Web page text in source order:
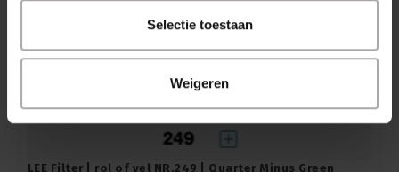
Selectie toestaan
Weigeren
LEE Filter | rol of vel NR.249 | Quarter Minus Green